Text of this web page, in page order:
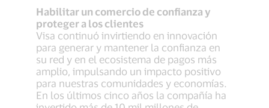
Habilitar un comercio de confianza y
proteger a los clientes
Visa continuó invirtiendo en innovación
para generar y mantener la confianza en
su red y en el ecosistema de pagos más
amplio, impulsando un impacto positivo
para nuestras comunidades y economías.
En los últimos cinco años la compañía ha